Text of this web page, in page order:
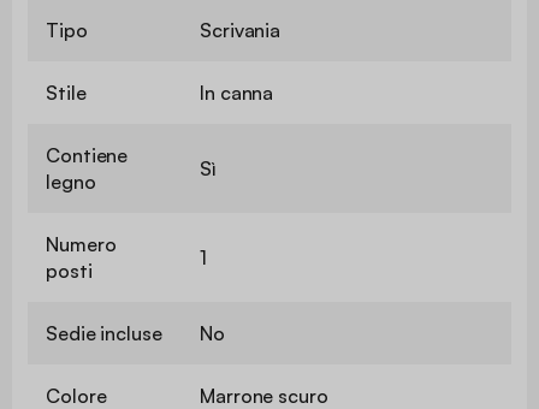
Tipo Scrivania
Stile In canna
Contiene
legno
Sì
Numero
posti
1
Sedie incluse No
Colore Marrone scuro